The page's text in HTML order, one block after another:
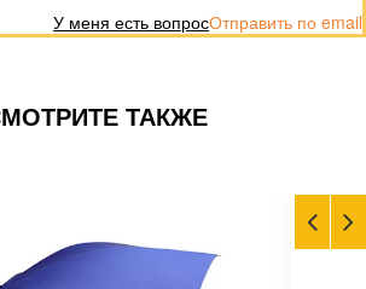
Отправить по email
У меня есть вопрос
ТАКЖЕ